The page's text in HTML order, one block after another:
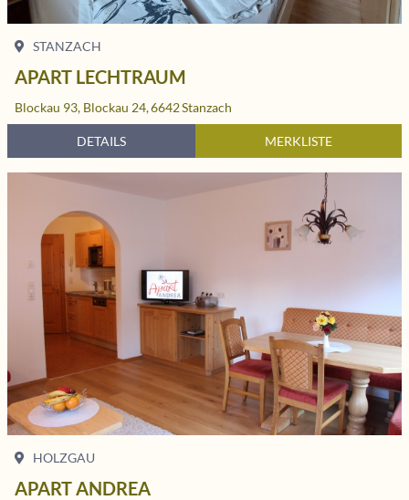
STANZACH
APART LECHTRAUM
Blockau 93, Blockau 24,6642Stanzach
DETAILS MERKLISTE
HOLZGAU
APART ANDREA